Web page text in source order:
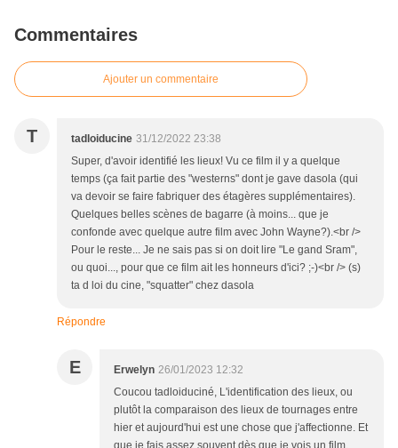
Commentaires
Ajouter un commentaire
T tadloiducine 31/12/2022 23:38
Super, d'avoir identifié les lieux! Vu ce film il y a quelque
temps (ça fait partie des "westerns" dont je gave dasola (qui
va devoir se faire fabriquer des étagères supplémentaires).
Quelques belles scènes de bagarre (à moins... que je
confonde avec quelque autre film avec John Wayne?).<br />
Pour le reste... Je ne sais pas si on doit lire "Le gand Sram",
ou quoi..., pour que ce film ait les honneurs d'ici? ;-)<br /> (s)
ta d loi du cine, "squatter" chez dasola
Répondre
E Erwelyn 26/01/2023 12:32
Coucou tadloiduciné, L'identification des lieux, ou
plutôt la comparaison des lieux de tournages entre
hier et aujourd'hui est une chose que j'affectionne. Et
que je fais assez souvent dès que je vois un film.